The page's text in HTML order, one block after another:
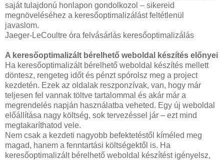
saját tulajdonú honlapon gondolkozol – sikereid
megnöveléséhez a keresőoptimalizálást feltétlenül
javaslom.
Jaeger-LeCoultre óra felvásárlás keresőoptimalizálás
A keresőoptimalizált bérelhető weboldal készítés előnyei
Ha keresőoptimalizált bérelhető weboldal készítés mellett
döntesz, rengeteg időt és pénzt spórolsz meg a project
kezdetén. Ezek az oldalak reszponzívak, van, hogy már
teljesen fel vannak töltve tartalommal és akár már a
megrendelés napján használatba veheted. Egy új weboldal
előállítása nagy költség, sok tervezéssel jár – ezt mind
megtakaríthatod vele.
Nem csak a kezdeti nagyobb befektetéstől kíméled meg
magad, hanem a fenntartási költségektől is. Ha
keresőoptimalizált bérelhető weboldal készítést igényelsz,